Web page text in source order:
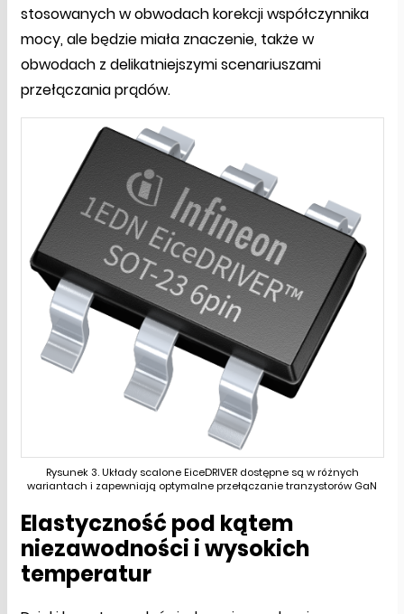
stosowanych w obwodach korekcji współczynnika
mocy, ale będzie miała znaczenie, także w
obwodach z delikatniejszymi scenariuszami
przełączania prądów.
Rysunek 3. Układy scalone EiceDRIVER dostępne są w różnych
wariantach i zapewniają optymalne przełączanie tranzystorów GaN
Elastyczność pod kątem
niezawodności i wysokich
temperatur